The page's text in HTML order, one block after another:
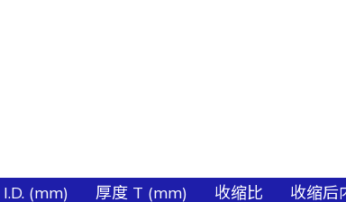
(mm) 厚度 T (mm) 收缩比 收缩后